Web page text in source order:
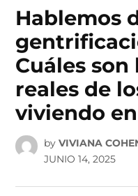
Hablemos
Cuáles son
reales de
viviendo
by VIVIANA
JUNIO 14, 2025